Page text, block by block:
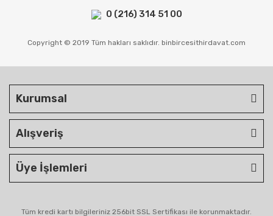
0 (216) 314 51 00
Copyright © 2019 Tüm hakları saklıdır. binbircesithirdavat.com
Kurumsal
Alışveriş
Üye İşlemleri
Tüm kredi kartı bilgileriniz 256bit SSL Sertifikası ile korunmaktadır.